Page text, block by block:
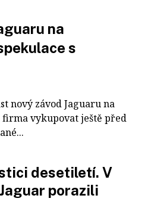
na
s
nový závod Jaguaru na
firma vykupovat ještě před
desetiletí. V
porazili